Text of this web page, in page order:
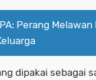
Perang Melawan
dipakai sebagai